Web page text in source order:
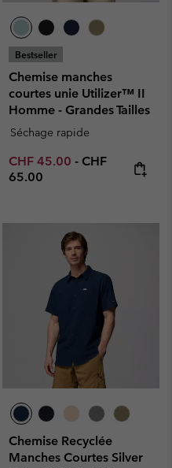
Bestseller
Chemise manches
courtes unie Utilizer™ II
Homme - Grandes Tailles
Séchage rapide
Minimum sale price:
CHF 45.00 - Maximum
CHF
65.00
Chemise Recyclée
Manches Courtes Silver